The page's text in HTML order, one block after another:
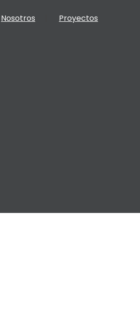
Nosotros Proyectos